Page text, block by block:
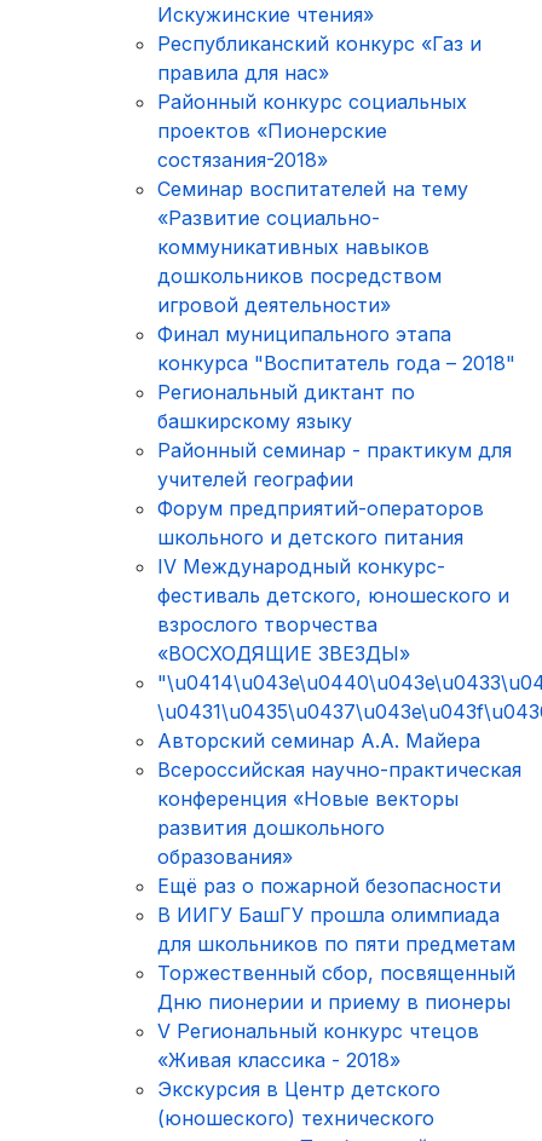
Искужинские чтения»
Республиканский конкурс «Газ и
правила для нас»
Районный конкурс социальных
проектов «Пионерские
состязания-2018»
Семинар воспитателей на тему
«Развитие социально-
коммуникативных навыков
дошкольников посредством
игровой деятельности»
Финал муниципального этапа
конкурса "Воспитатель года – 2018"
Региональный диктант по
башкирскому языку
Районный семинар - практикум для
учителей географии
Форум предприятий-операторов
школьного и детского питания
IV Международный конкурс-
фестиваль детского, юношеского и
взрослого творчества
«ВОСХОДЯЩИЕ ЗВЕЗДЫ»
Авторский семинар А.А. Майера
Всероссийская научно-практическая
конференция «Новые векторы
развития дошкольного
образования»
Ещё раз о пожарной безопасности
В ИИГУ БашГУ прошла олимпиада
для школьников по пяти предметам
Торжественный сбор, посвященный
Дню пионерии и приему в пионеры
V Региональный конкурс чтецов
«Живая классика - 2018»
Экскурсия в Центр детского
(юношеского) технического